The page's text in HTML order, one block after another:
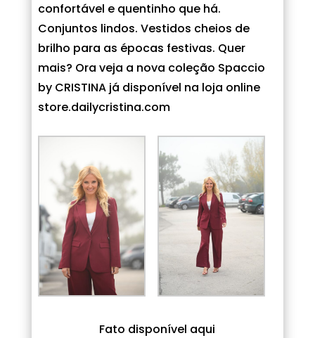
confortável e quentinho que há.
Conjuntos lindos. Vestidos cheios de
brilho para as épocas festivas. Quer
mais? Ora veja a nova coleção Spaccio
by CRISTINA já disponível na loja online
store.dailycristina.com
Fato disponível aqui